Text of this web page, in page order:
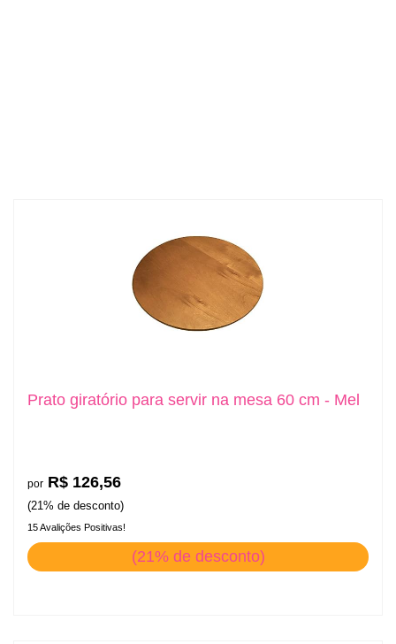
Prato giratório para servir na mesa 60 cm - Mel
por R$ 126,56
(21% de desconto)
15 Avalições Positivas!
(21% de desconto)